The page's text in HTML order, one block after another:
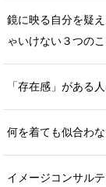
鏡に映る自分を疑
ゃいけない３つのこ
「存在感」がある
何を着ても似合わな
イメージコンサル